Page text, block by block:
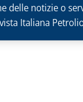
delle notizie o
Italiana